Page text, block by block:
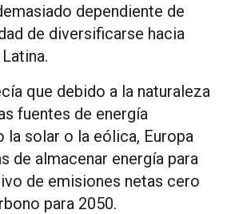
dependiente de
de diversificarse hacia
que debido a la naturaleza
fuentes de energía
la solar o la eólica, Europa
de almacenar energía para
de emisiones netas cero
para 2050.